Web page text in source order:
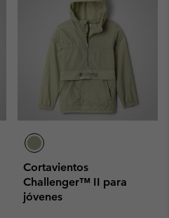
Cortavientos
Challenger™ II para
jóvenes